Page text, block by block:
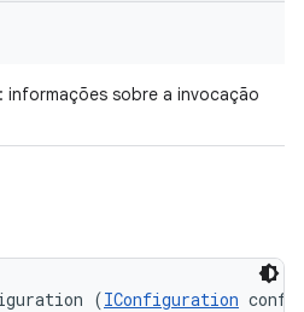
: informações sobre a invocação
(IConfiguration